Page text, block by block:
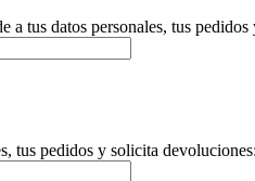
a tus datos personales, tus
tus pedidos y solicita devoluciones: